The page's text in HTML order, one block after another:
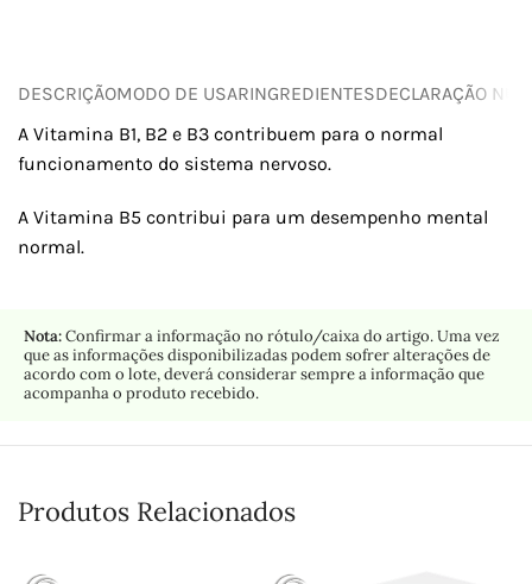
DESCRIÇÃOMODO DE USARINGREDIENTESDECLARAÇÃO
A Vitamina B1, B2 e B3 contribuem para o normal
funcionamento do sistema nervoso.
A Vitamina B5 contribui para um desempenho mental
normal.
Nota:Confirmar a informação no rótulo/caixa do artigo. Uma vez
que as informações disponibilizadas podem sofrer alterações de
acordo com o lote, deverá considerar sempre a informação que
acompanha o produto recebido.
Produtos Relacionados